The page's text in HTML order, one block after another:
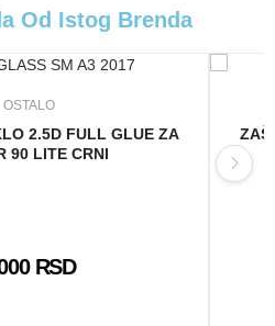
Od Istog Brenda
OSTALO
2.5D FULL GLUE ZA
90 LITE CRNI
RSD